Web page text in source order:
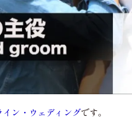
イン・ウェディングです。